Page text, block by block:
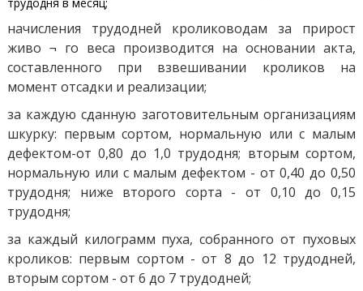
начисления трудодней кролиководам за прирост
живо ¬ го веса производится на основании акта,
составленного при взвешивании кроликов на
момент отсадки и реализации;
за каждую сданную заготовительным организациям
шкурку: первым сортом, нормальную или с малым
дефектом-от 0,80 до 1,0 трудодня; вторым сортом,
нормальную или с малым дефектом - от 0,40 до 0,50
трудодня; ниже второго сорта - от 0,10 до 0,15
трудодня;
за каждый килограмм пуха, собранного от пуховых
кроликов: первым сортом - от 8 до 12 трудодней,
вторым сортом - от 6 до 7 трудодней;